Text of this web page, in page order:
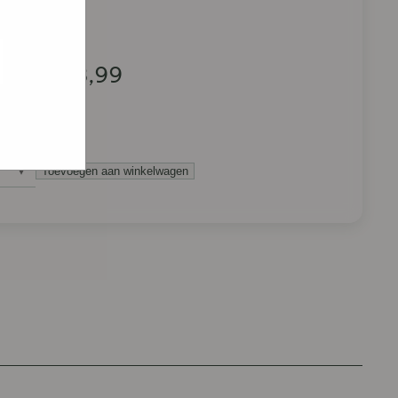
8,99
Toevoegen aan winkelwagen
Er
van